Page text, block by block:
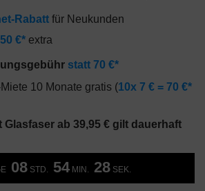
Rabatt für Neukunden
50 €* extra
statt 70 €*
10 Monate gratis (10x 7 € = 70 €*
ab 39,95 € gilt dauerhaft
08 STD. 54 MIN. 28 SEK.